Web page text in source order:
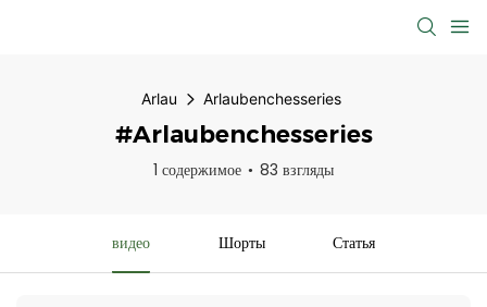
Arlau Arlaubenchesseries
#Arlaubenchesseries
1 содержимое 83 взгляды
видео Шорты Статья